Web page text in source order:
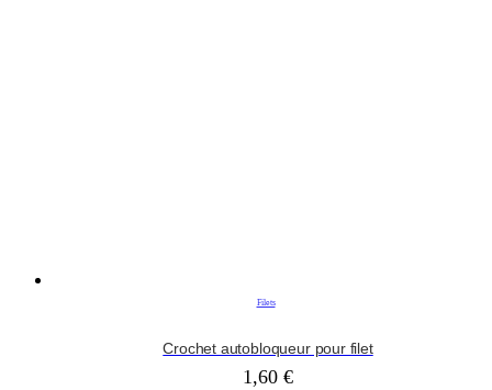
Filets
Crochet autobloqueur pour filet
1,60 €